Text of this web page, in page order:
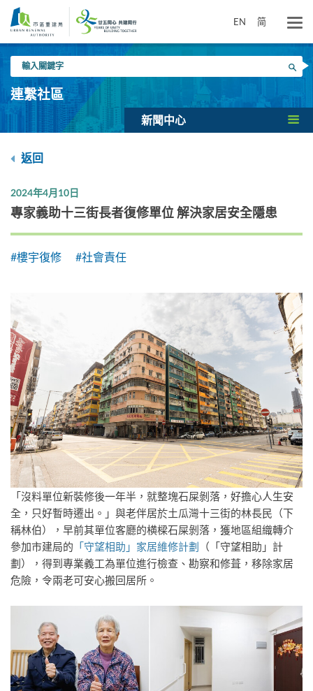
要
EN 简
入
關
鍵
搜尋
連繫社區
新聞中心
返回
2024年4月10日
專家義助十三街長者復修單位 解決家居安全隱患
#樓宇復修 #社會責任
「沒料單位新裝修後一年半，就整塊石屎剝落，好擔心人生安
全，只好暫時遷出。」與老伴居於土瓜灣十三街的林長民（下
稱林伯），早前其單位客廳的横樑石屎剝落，獲地區組織轉介
參加市建局的 「守望相助」家居維修計劃 （「守望相助」計
劃），得到專業義工為單位進行檢查、勘察和修葺，移除家居
危險，令兩老可安心搬回居所。